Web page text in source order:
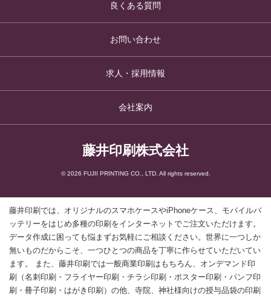
良くある質問
お問い合わせ
求人・採用情報
会社案内
藤井印刷株式会社
© 2026 FUJII PRINTING CO., LTD. All rights reserved.
藤井印刷では、オリジナルのスマホケースやiPhoneケース、モバイルバ
ッテリーをはじめ多種の印刷をインターネットでご注文いただけます。
データ作成に困っても悩まずお気軽にご相談ください。世界に一つしか
無いものだからこそ、一つひとつの商品を丁寧に作らせていただいてい
ます。 また、藤井印刷では一般商業印刷はもちろん、オンデマンド印
刷（名刺印刷・フライヤー印刷・チラシ印刷・ポスター印刷・パンフ印
刷・冊子印刷・はがき印刷）の他、寺院、神社様向けの授与品袋の印刷